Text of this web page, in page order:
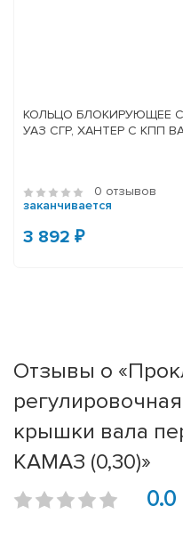
КОЛЬЦО БЛОКИРУЮЩЕЕ
УАЗ СГР, ХАНТЕР С КПП
0 отзывов
заканчивается
3 892 ₽
Отзывы о
крышки вала
КАМАЗ (0,30)»
0.0